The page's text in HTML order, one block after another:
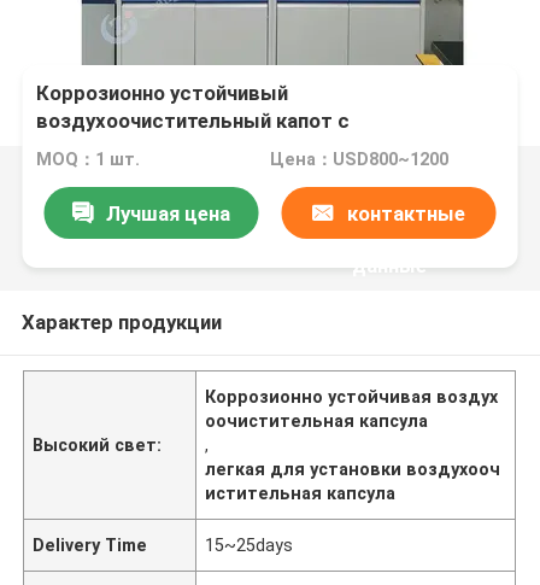
Коррозионно устойчивый
воздухоочистительный капот с
долговечностью и легкой установкой
MOQ：1 шт. Цена：USD800~1200
Лучшая цена контактные
данные
Характер продукции
Высокий свет:
Коррозионно устойчивая воздух
оочистительная капсула
,
легкая для установки воздухооч
истительная капсула
Delivery Time 15~25days